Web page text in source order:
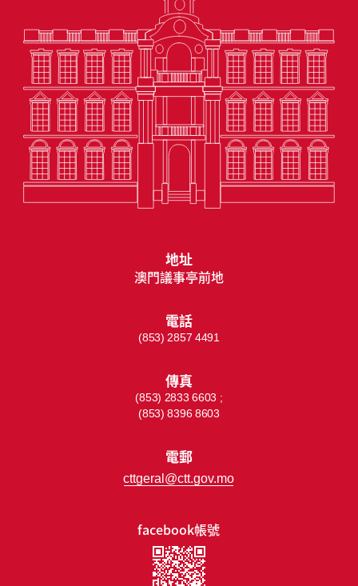
facebook帳號
地址
澳門議事亭前地
電話
(853) 2857 4491
傳真
(853) 2833 6603 ;
(853) 8396 8603
電郵
cttgeral@ctt.gov.mo